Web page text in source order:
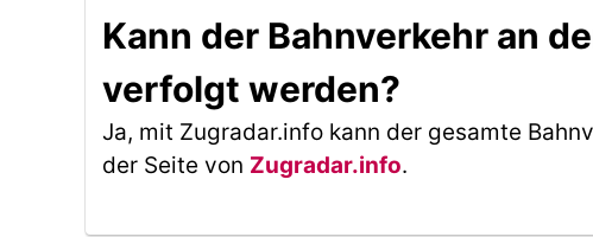
Kann der Bahnverkehr an
verfolgt werden?
Ja, mit Zugradar.info kann der gesamte
der Seite von Zugradar.info.